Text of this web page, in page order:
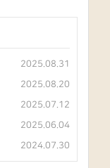
2025.08.31
2025.08.20
2025.07.12
2025.06.04
2024.07.30